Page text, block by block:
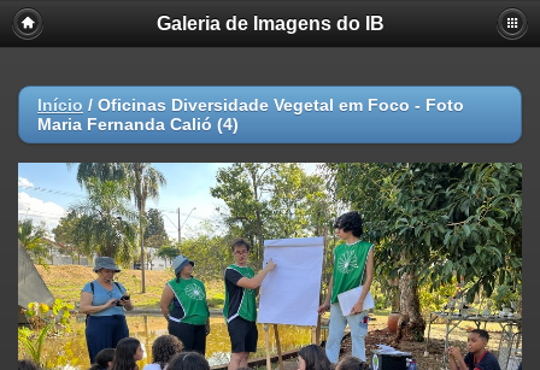
Galeria de Imagens do IB
Início / Oficinas Diversidade Vegetal em Foco - Foto
Maria Fernanda Calió (4)